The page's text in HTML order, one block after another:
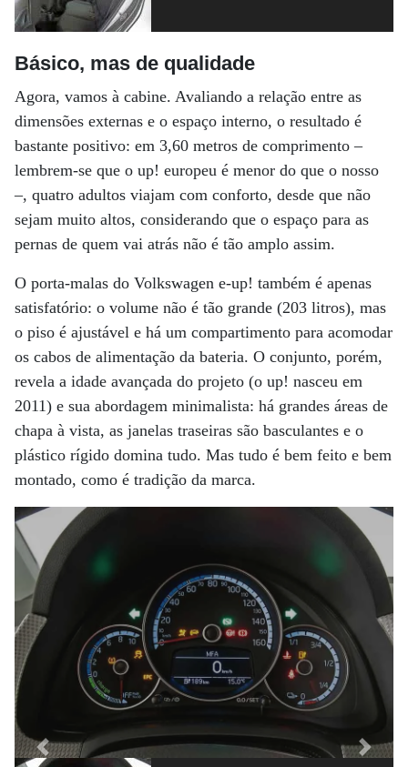
Básico, mas de qualidade
Agora, vamos à cabine. Avaliando a relação entre as
dimensões externas e o espaço interno, o resultado é
bastante positivo: em 3,60 metros de comprimento –
lembrem-se que o up! europeu é menor do que o nosso
–, quatro adultos viajam com conforto, desde que não
sejam muito altos, considerando que o espaço para as
pernas de quem vai atrás não é tão amplo assim.
O porta-malas do Volkswagen e-up! também é apenas
satisfatório: o volume não é tão grande (203 litros), mas
o piso é ajustável e há um compartimento para acomodar
os cabos de alimentação da bateria. O conjunto, porém,
revela a idade avançada do projeto (o up! nasceu em
2011) e sua abordagem minimalista: há grandes áreas de
chapa à vista, as janelas traseiras são basculantes e o
plástico rígido domina tudo. Mas tudo é bem feito e bem
montado, como é tradição da marca.
Previous Next